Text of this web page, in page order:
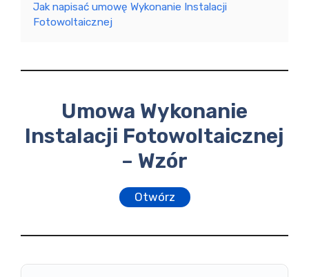
Jak napisać umowę Wykonanie Instalacji
Fotowoltaicznej
Umowa Wykonanie
Instalacji Fotowoltaicznej
– Wzór
Otwórz